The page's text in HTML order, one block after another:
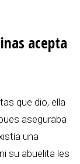
acepta
que dio, ella
aseguraba
una
su abuelita les